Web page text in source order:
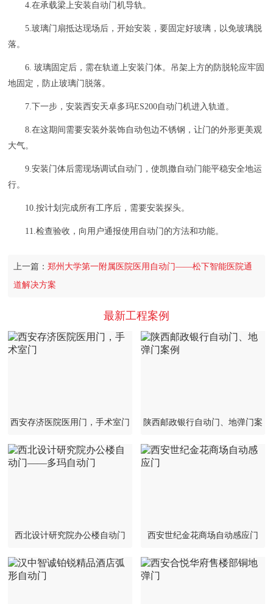
4.在承载梁上安装自动门机导轨。
5.玻璃门扇抵达现场后，开始安装，要固定好玻璃，以免玻璃脱
落。
6. 玻璃固定后，需在轨道上安装门体。吊架上方的防脱轮应牢固
地固定，防止玻璃门脱落。
7.下一步，安装西安天卓多玛ES200自动门机进入轨道。
8.在这期间需要安装外装饰自动包边不锈钢，让门的外形更美观
大气。
9.安装门体后需现场调试自动门，使凯撒自动门能平稳安全地运
行。
10.按计划完成所有工序后，需要安装探头。
11.检查验收，向用户通报使用自动门的方法和功能。
上一篇：郑州大学第一附属医院医用自动门——松下智能医院通
道解决方案
最新工程案例
西安存济医院医用门，手术室门 陕西邮政银行自动门、地弹门案
例
西北设计研究院办公楼自动门
——多玛自动门
西安世纪金花商场自动感应门